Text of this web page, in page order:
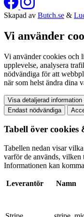
Skapad av Butch.se &
Vi använder
Vi använder cookies och
upplevelse, analysera
nödvändiga för att
när som helst ändra dina
Visa detaljerad
Endast nödvändiga
Tabell över
Tabellen nedan visar
varför de används, vilken
Informationen kan
Leverantör Namn